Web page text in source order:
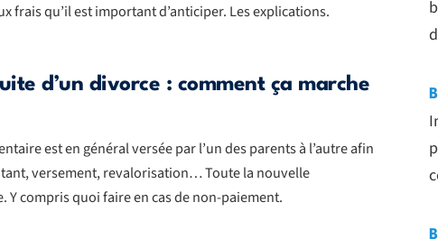
frais qu’il est important d’anticiper. Les explications.
d’un divorce : comment ça marche
est en général versée par l’un des parents à l’autre afin
versement, revalorisation… Toute la nouvelle
compris quoi faire en cas de non-paiement.